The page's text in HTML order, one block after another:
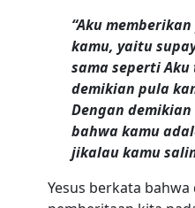
“Aku
kamu, yaitu
sama seperti
demikian pula
Dengan
bahwa kamu
jikalau kamu
Yesus berkata